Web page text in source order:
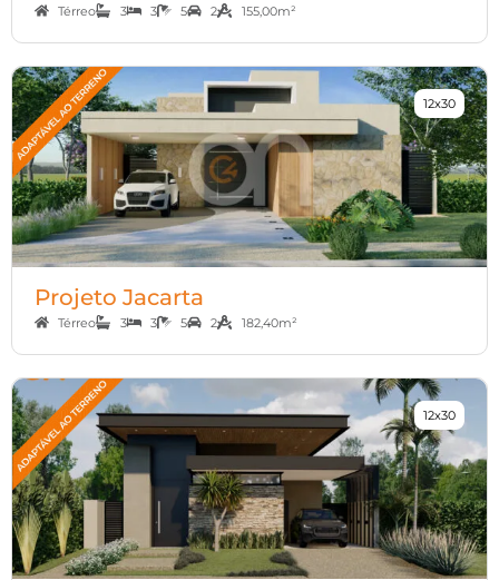
Térreo 3 3 5 2 155,00m²
Projeto Jacarta
Térreo 3 3 5 2 182,40m²
12x30
12x30